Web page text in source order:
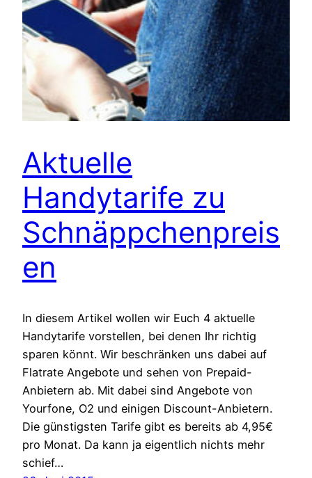
Aktuelle
Handytarife zu
Schnäppchenpreis
en
In diesem Artikel wollen wir Euch 4 aktuelle
Handytarife vorstellen, bei denen Ihr richtig
sparen könnt. Wir beschränken uns dabei auf
Flatrate Angebote und sehen von Prepaid-
Anbietern ab. Mit dabei sind Angebote von
Yourfone, O2 und einigen Discount-Anbietern.
Die günstigsten Tarife gibt es bereits ab 4,95€
pro Monat. Da kann ja eigentlich nichts mehr
schief…